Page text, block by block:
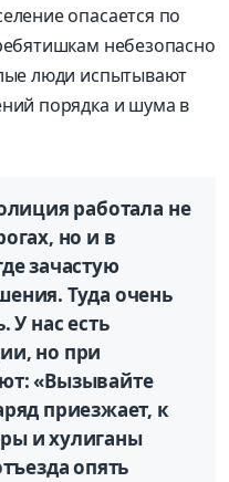
опасается по
небезопасно
люди испытывают
порядка и шума в
работала не
но и в
зачастую
Туда очень
У нас есть
но при
«Вызывайте
приезжает, к
и хулиганы
опять